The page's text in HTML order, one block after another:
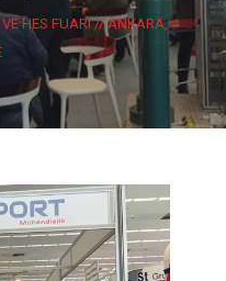
HES FUARI // ANKARA,